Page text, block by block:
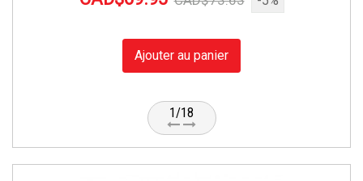
Ajouter au panier
1/18